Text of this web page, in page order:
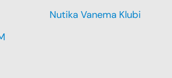
Nutika Vanema Klubi